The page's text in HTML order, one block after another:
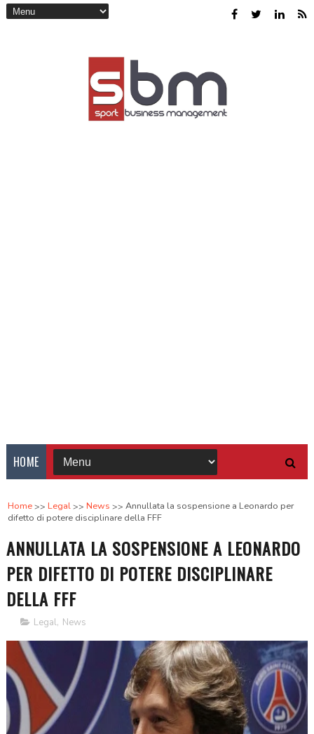
HOME
Home Legal News
Annullata la sospensione a Leonardo per
difetto di potere disciplinare della FFF
ANNULLATA LA SOSPENSIONE A LEONARDO
PER DIFETTO DI POTERE DISCIPLINARE
DELLA FFF
Legal, News